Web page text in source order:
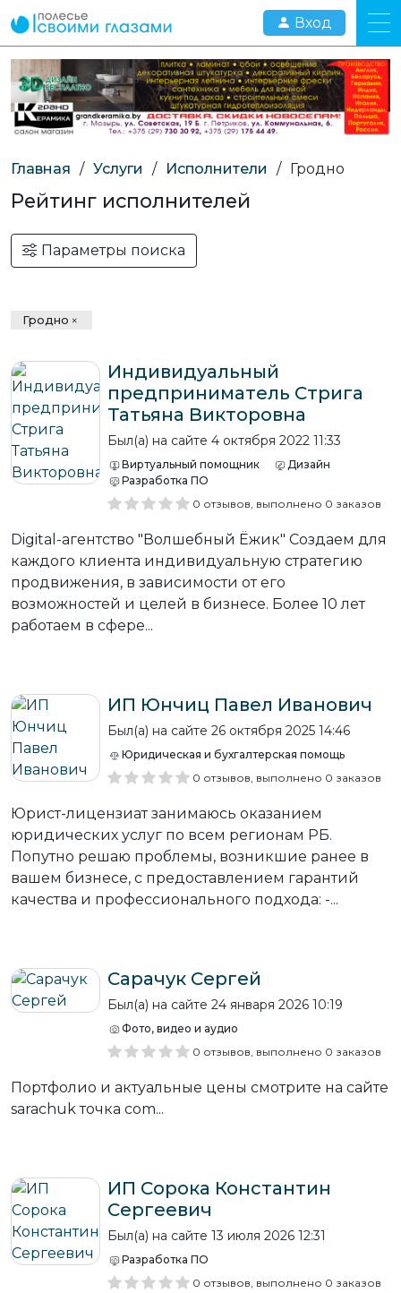
Вход
Главная / Услуги / Исполнители / Гродно
Рейтинг исполнителей
Параметры поиска
Гродно
Индивидуальный
предприниматель Стрига
Татьяна Викторовна
Был(а) на сайте 4 октября 2022 11:33
Виртуальный помощник
Дизайн
Разработка ПО
0 отзывов, выполнено 0 заказов
Digital-агентство "Волшебный Ёжик" Создаем для
каждого клиента индивидуальную стратегию
продвижения, в зависимости от его
возможностей и целей в бизнесе. Более 10 лет
работаем в сфере...
ИП Юнчиц Павел Иванович
Был(а) на сайте 26 октября 2025 14:46
Юридическая и бухгалтерская помощь
0 отзывов, выполнено 0 заказов
Юрист-лицензиат занимаюсь оказанием
юридических услуг по всем регионам РБ.
Попутно решаю проблемы, возникшие ранее в
вашем бизнесе, с предоставлением гарантий
качества и профессионального подхода: -...
Сарачук Сергей
Был(а) на сайте 24 января 2026 10:19
Фото, видео и аудио
0 отзывов, выполнено 0 заказов
Портфолио и актуальные цены смотрите на сайте
sarachuk точка com...
ИП Сорока Константин
Сергеевич
Был(а) на сайте 13 июля 2026 12:31
Разработка ПО
0 отзывов, выполнено 0 заказов